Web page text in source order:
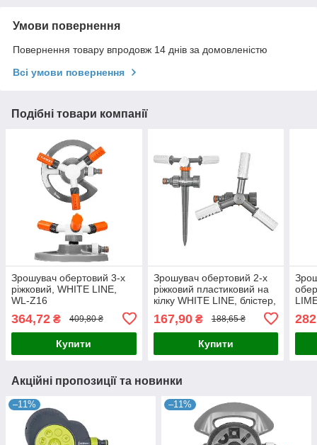
Умови повернення
Повернення товару впродовж 14 днів за домовленістю
Всі умови повернення
Подібні товари компанії
Зрошувач обертовий 3-х
ріжковий, WHITE LINE,
WL-Z16
364,72 ₴ 409,80 ₴
Купити
Зрошувач обертовий 2-х
ріжковий пластиковий на
кілку WHITE LINE, блістер,
167,90₴ 188,65 ₴
Купити
Акційні пропозиції та новинки
–11% –11%